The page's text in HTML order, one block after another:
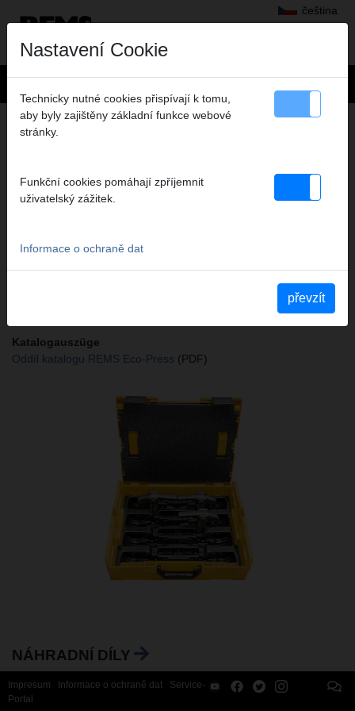
čeština
Výrobky> Radiální lisování>REMS sada lisovacích kleští
> REMS lis.kleště A1-32kN
SET RFZ 12+16+20 L-BOXX*
Bezpečnostní pokyn
Katalogauszüge
Oddíl katalogu REMS Eco-Press (PDF)
NÁHRADNÍ DÍLY
Impresum Informace o ochraně dat
Service-
Portal
Nastavení Cookie
Technicky nutné cookies přispívají k tomu,
aby byly zajištěny základní funkce webové
stránky.
Funkční cookies pomáhají zpříjemnit
uživatelský zážitek.
Informace o ochraně dat
převzít